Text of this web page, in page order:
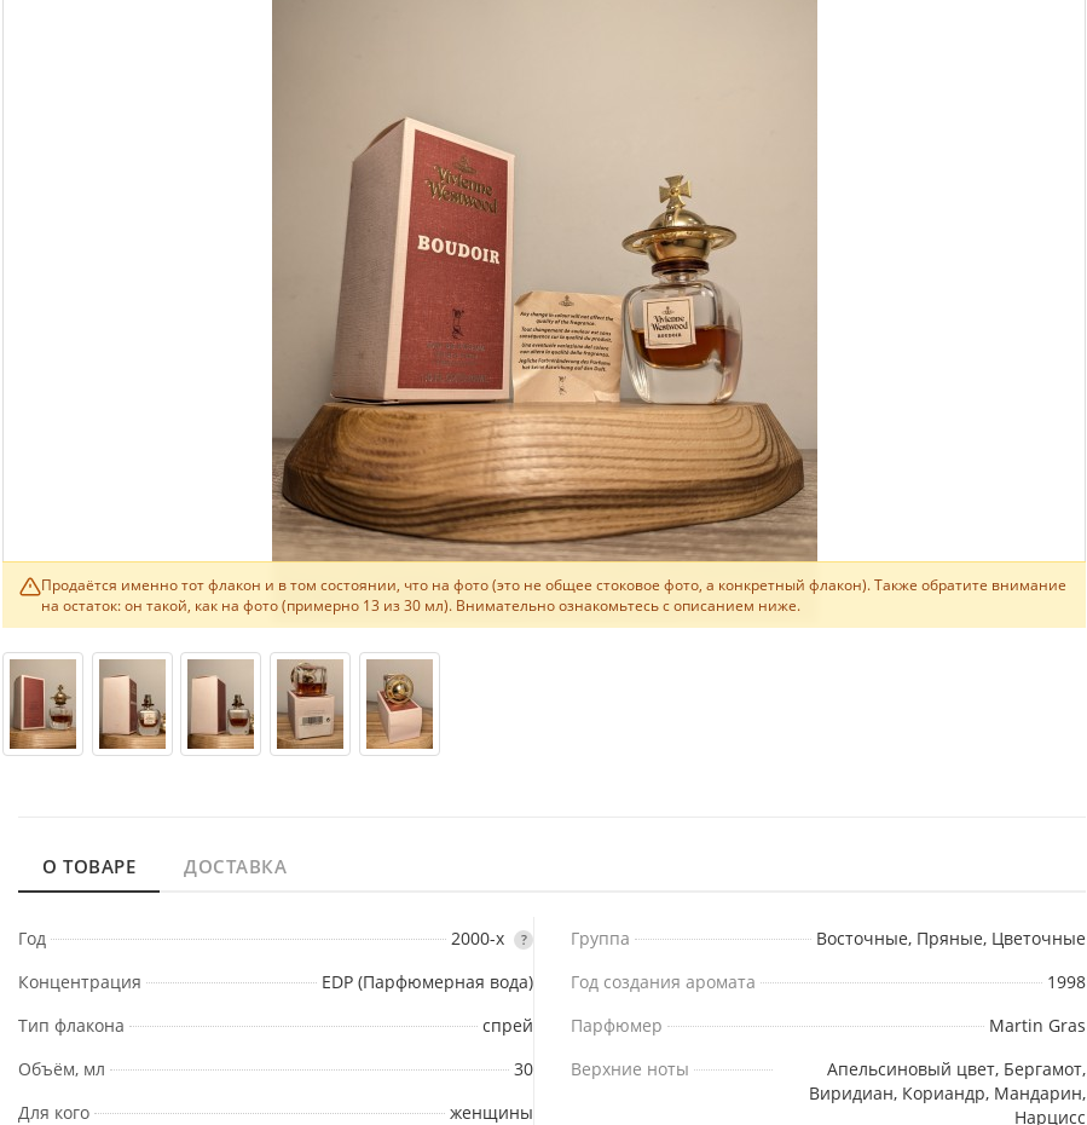
Продаётся именно тот флакон и в том состоянии, что на фото (это не общее стоковое фото, а конкретный флакон). Также обратите внимание
на остаток: он такой, как на фото (примерно 13 из 30 мл). Внимательно ознакомьтесь с описанием ниже.
О ТОВАРЕ ДОСТАВКА
Год 2000-х ?
Концентрация
EDP (Парфюмерная вода)
Тип флакона
спрей
Объём, мл
30
Для кого
женщины
Группа
Восточные, Пряные, Цветочные
Год создания аромата
1998
Парфюмер
Martin Gras
Верхние ноты
Апельсиновый цвет, Бергамот,
Виридиан, Кориандр, Мандарин,
Нарцисс